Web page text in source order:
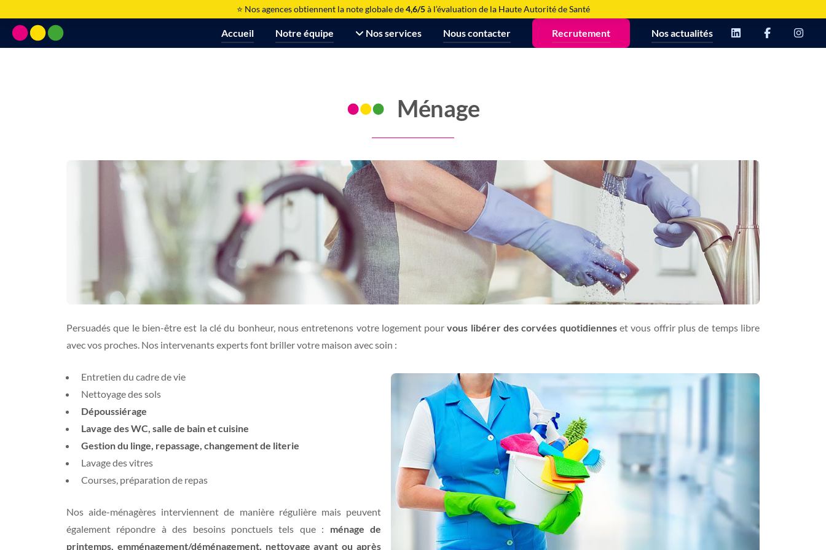
⭐ Nos agences obtiennent la note globale de4,6/5à l’évaluation de la Haute Autorité de Santé
Accueil Notre équipe Nos services Nous contacter Recrutement Nos actualités
Ménage
Persuadés que le bien-être est la clé du bonheur, nous entretenons votre logement pourvous libérer des corvées quotidienneset vous offrir plus de temps libre
avec vos proches. Nos intervenants experts font briller votre maison avec soin :
Entretien du cadre de vie
Nettoyage des sols
Dépoussiérage
Lavage des WC, salle de bain et cuisine
Gestion du linge, repassage, changement de literie
Lavage des vitres
Courses, préparation de repas
Nos aide-ménagères interviennent de manière régulière mais peuvent
également répondre à des besoins ponctuels tels que : ménage de
printemps, emménagement/déménagement, nettoyage avant ou après